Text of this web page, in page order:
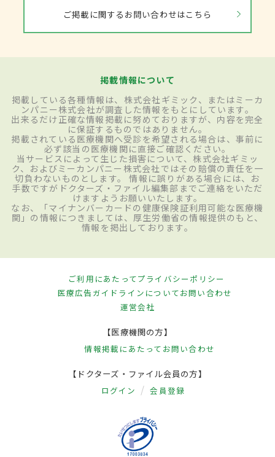
ご掲載に関するお問い合わせはこちら
掲載情報について
掲載している各種情報は、株式会社ギミック、またはミーカ
ンパニー株式会社が調査した情報をもとにしています。
出来るだけ正確な情報掲載に努めておりますが、内容を完全
に保証するものではありません。
掲載されている医療機関へ受診を希望される場合は、事前に
必ず該当の医療機関に直接ご確認ください。
当サービスによって生じた損害について、株式会社ギミッ
ク、およびミーカンパニー株式会社ではその賠償の責任を一
切負わないものとします。 情報に誤りがある場合には、お
手数ですがドクターズ・ファイル編集部までご連絡をいただ
けますようお願いいたします。
なお、「マイナンバーカードの健康保険証利用可能な医療機
関」の情報につきましては、厚生労働省の情報提供のもと、
情報を掲出しております。
ご利用にあたってプライバシーポリシー
医療広告ガイドラインについてお問い合わせ
運営会社
【医療機関の方】
情報掲載にあたって お問い合わせ
【ドクターズ・ファイル会員の方】
ログイン 会員登録